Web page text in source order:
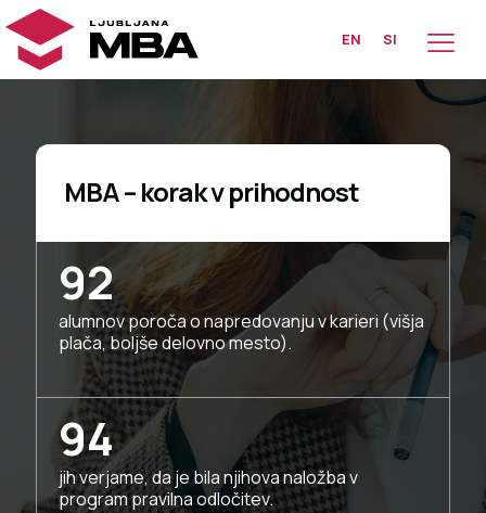
EN SI
MBA – korak v prihodnost
92
alumnov poroča o napredovanju v karieri (višja
plača, boljše delovno mesto).
94
jih verjame, da je bila njihova naložba v
program pravilna odločitev.